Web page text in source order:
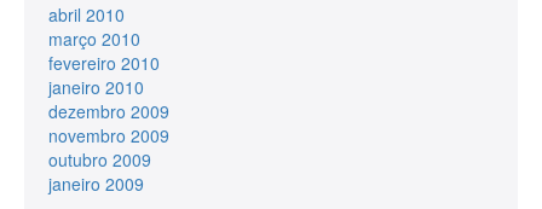
abril 2010
março 2010
fevereiro 2010
janeiro 2010
dezembro 2009
novembro 2009
outubro 2009
janeiro 2009